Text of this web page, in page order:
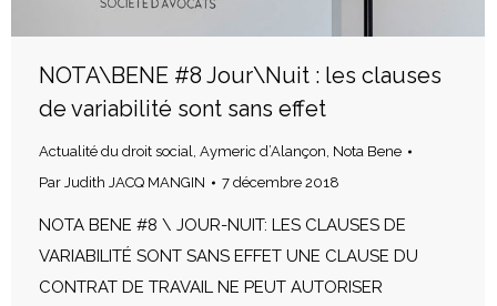
NOTA\BENE #8 Jour\Nuit : les clauses
de variabilité sont sans effet
Actualité du droit social Aymeric d’Alançon Nota Bene
Par Judith JACQ MANGIN 7 décembre 2018
NOTA BENE #8 \ JOUR-NUIT: LES CLAUSES DE
VARIABILITÉ SONT SANS EFFET UNE CLAUSE DU
CONTRAT DE TRAVAIL NE PEUT AUTORISER